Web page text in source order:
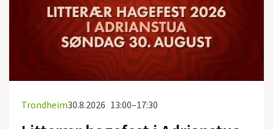
Trondheim30.8.2026 13:00–17:30